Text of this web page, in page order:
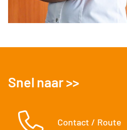
Snel naar >>
Contact / Route